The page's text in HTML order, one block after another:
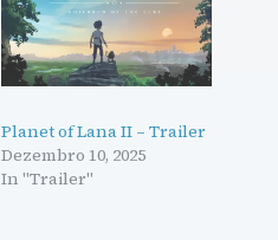
Planet of Lana II – Trailer
Dezembro 10, 2025
In "Trailer"